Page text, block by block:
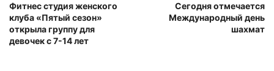
Фитнес студия женского
клуба «Пятый сезон»
открыла группу для
девочек с 7-14 лет
Сегодня отмечается
Международный день
шахмат